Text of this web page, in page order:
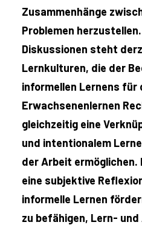
Zusammenhänge
Problemen
Diskussionen steht
Lernkulturen, die der
informellen Lernens für
Erwachsenenlernen
gleichzeitig eine
und intentionalem
der Arbeit
eine subjektive
informelle Lernen
zu befähigen, Lern-